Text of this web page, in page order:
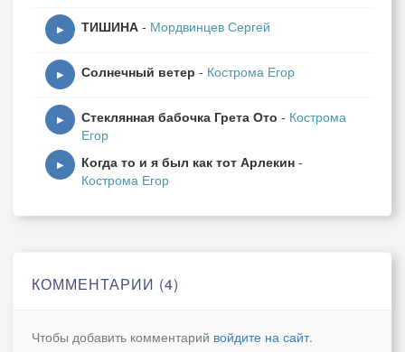
▶ ТИШИНА - Мордвинцев Сергей
▶ Солнечный ветер - Кострома Егор
▶ Стеклянная бабочка Грета Ото - Кострома
Егор
▶ Когда то и я был как тот Арлекин -
Кострома Егор
КОММЕНТАРИИ (4)
Чтобы добавить комментарий войдите на сайт.